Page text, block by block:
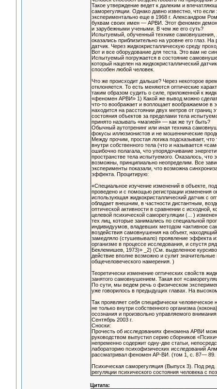
Такое утверждение ведет к далеким и
саморегуляции. Однако давно известно, что
экспериментально еще в 1968 г. Александром
буквам своих имен — АРВИ. Этот феномен
и зарубежными учеными. В чем же его суть?
Испытуемый, обученный технике самовнушения,
оказались приблизительно на уровне его глаз.
датчик. Через жидкокристаллическую среду
Вот и все оборудование для теста. Это вам не
Испытуемый погружается в состояние
который нацелен на жидкокристаллический
способен любой человек.
Что же происходит дальше? Через некоторое
отклоняется. То есть меняются оптические
таким образом судить о силе, приложенной к
«феномен АРВИ» 1) Какой же вывод можно
что-то воображает и воплощает воображаемое в
находится на расстоянии двух метров от границ
состояния объектов за пределами тела
принято называть «магией» — как же тут быть?
Обычный аутотренинг или иная техника
фокусы иллюзионистов и не мошеннические
Между прочим, простая логика подсказывает,
внутри собственного тела (что и называется
ошибочно полагала, что упорядочивание
пространстве тела испытуемого. Оказалось, что
возможны, принципиально неопределим. Все
эксперименты показали, что возможна
эффекта. Процитирую:
«Специальное изучение изменений в объекте,
проведено и с помощью регистрации изменения
использующая жидкокристаллический датчик с
обладает внешним, в частности дистантным,
оптической активности в сравнении с
целевой психической саморегуляции (... )
тех лиц, которые занимались по специальной
индивидуумов, владевших методом «активное
воздействия самовнушения на объект,
замедляло (стушевывало) проявление эффекта
организме в процессе исследования, и спустя
Беклемишев, 1973)» _2) (См. выделенное
действие вполне возможно и сулит
общечеловеческого намерения. )
Теоретически изменение оптических свойств
занятого самовнушением. Такая вот
По сути, мы ведем речь о физическом
уже говорилось в предыдущих главах. На
Так проявляет себя специфически человеческое
не только внутри собственного организма
осознания и произвольно управляемого
Сентябрь 2003 г.
Сноски:
Прочесть об исследованиях феномена АРВИ
руководством выпустил серию сборников
непременно содержит одну-две статьи,
лабораторию психофизических исследований
рассматривал феномен АР-ВИ. (том 1, с. 87— 89.
Психическая саморегуляция (Выпуск 3). Под
регуляции психического состояния человека с
Цитата: